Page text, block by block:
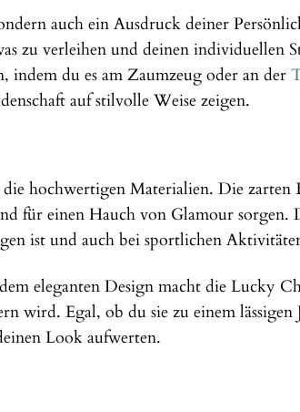
auch ein Ausdruck deiner
zu verleihen und deinen individuellen
indem du es am Zaumzeug oder an der
auf stilvolle Weise zeigen.
hochwertigen Materialien. Die zarten
für einen Hauch von Glamour sorgen.
ist und auch bei sportlichen
eleganten Design macht die Lucky
wird. Egal, ob du sie zu einem
Look aufwerten.